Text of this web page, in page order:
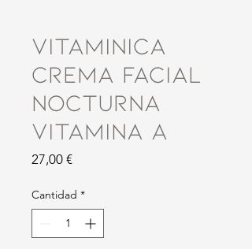
VITAMINICA
Crema Facial
Nocturna
Vitamina A
27,00 €Precio
Cantidad *